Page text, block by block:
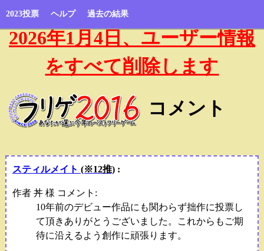
2023投票 ヘルプ 過去の結果
2026年1月4日、ユーザー情報
をすべて削除します
コメント
スティルメイト (※12推):
作者 丼 様 コメント:
10年前のデビュー作品にも関わらず拙作に投票し
て頂きありがとうございました。これからもご期
待に沿えるよう創作に頑張ります。